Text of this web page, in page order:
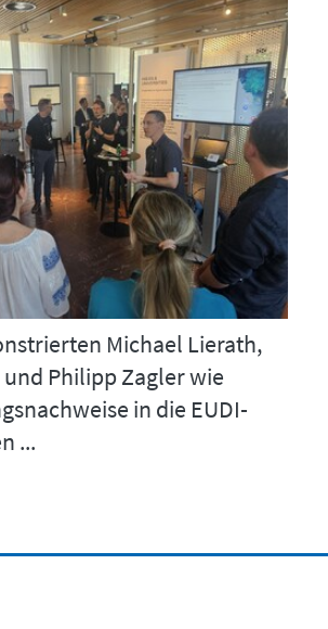
Michael Lierath,
Philipp Zagler wie
in die EUDI-
...